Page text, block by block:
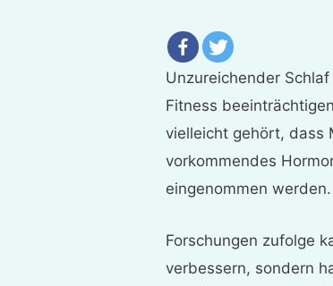
Unzureichender
Fitness
vielleicht gehört, dass
vorkommendes
eingenommen werden.
Forschungen zufolge
verbessern, sondern